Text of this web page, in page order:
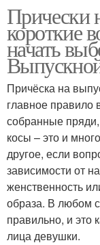
Прически
короткие
начать
Причёска на
главное
собранные
косы – это и
другое, если
зависимости от
женственность
образа. В любом
правильно, и это
лица девушки.